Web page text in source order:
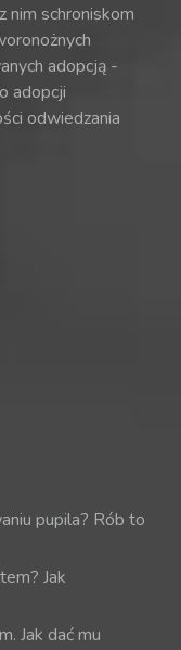
nim schroniskom
adopcją -
adopcji
odwiedzania
pupila? Rób to
Jak
Jak dać mu